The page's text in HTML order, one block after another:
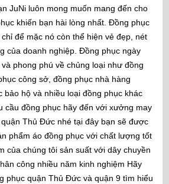
JuNi luôn mong muốn mang đến cho
khiến bạn hài lòng nhất. Đồng phục
để mặc nó còn thể hiện vẻ đẹp, nét
của doanh nghiệp. Đồng phục ngày
phong phú về chủng loại như đồng
công sở, đồng phục nhà hàng
bảo hộ và nhiều loại đồng phục khác
cầu đồng phục hãy đến với xưởng may
Thủ Đức nhé tại đây bạn sẽ được
phẩm áo đồng phục với chất lượng tốt
của chúng tôi sản suất với dây chuyền
công nhiều năm kinh nghiệm Hãy
phục quận Thủ Đức và quận 9 tìm hiểu